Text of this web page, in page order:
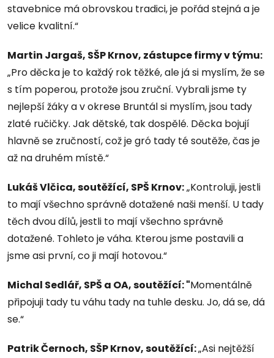
stavebnice má obrovskou tradici, je pořád stejná a je
velice kvalitní.“
Martin Jargaš, SŠP Krnov, zástupce firmy v týmu:
„Pro děcka je to každý rok těžké, ale já si myslím, že se
s tím poperou, protože jsou zruční. Vybrali jsme ty
nejlepší žáky a v okrese Bruntál si myslím, jsou tady
zlaté ručičky. Jak dětské, tak dospělé. Děcka bojují
hlavně se zručností, což je gró tady té soutěže, čas je
až na druhém místě.“
Lukáš Vlčica, soutěžící, SPŠ Krnov:„Kontroluji, jestli
to mají všechno správně dotažené naši menší. U tady
těch dvou dílů, jestli to mají všechno správně
dotažené. Tohleto je váha. Kterou jsme postavili a
jsme asi první, co ji mají hotovou.“
Michal Sedlář, SPŠ a OA, soutěžící: "Momentálně
připojuji tady tu váhu tady na tuhle desku. Jo, dá se, dá
se.“
Patrik Černoch, SŠP Krnov, soutěžící:„Asi nejtěžší